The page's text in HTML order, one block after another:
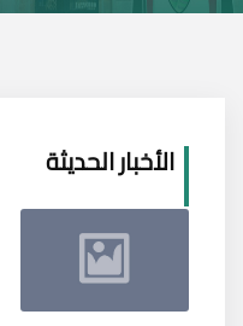
الأخبار الحديثة